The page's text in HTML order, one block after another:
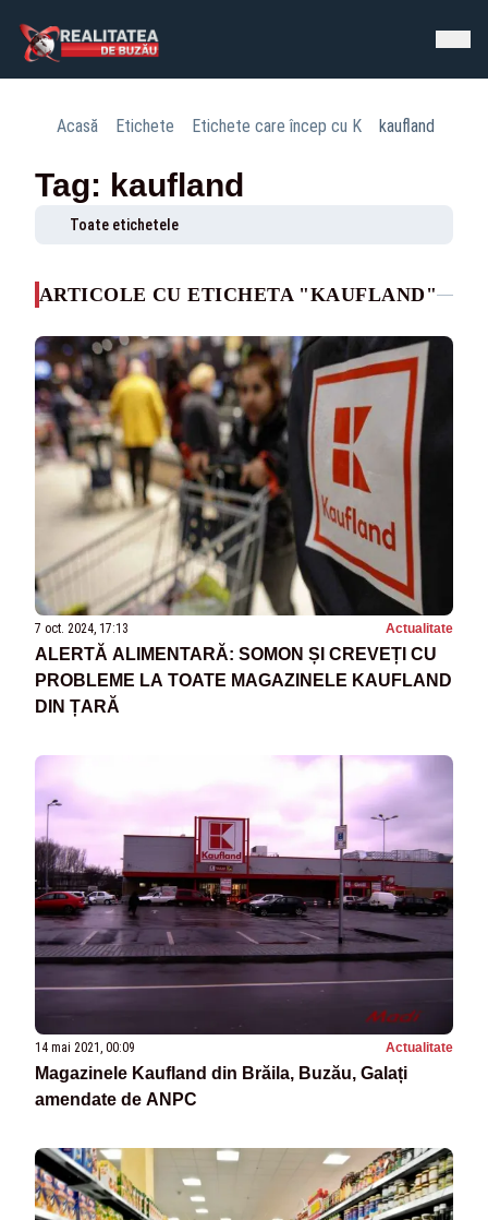
Acasă Etichete Etichete care încep cu K kaufland
Tag: kaufland
Toate etichetele
ARTICOLE CU ETICHETA "KAUFLAND"
7 oct. 2024, 17:13 Actualitate
ALERTĂ ALIMENTARĂ: SOMON ȘI CREVEȚI CU
PROBLEME LA TOATE MAGAZINELE KAUFLAND
DIN ȚARĂ
14 mai 2021, 00:09 Actualitate
Magazinele Kaufland din Brăila, Buzău, Galați
amendate de ANPC